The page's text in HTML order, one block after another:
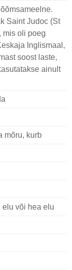
Saint Judoc (St
mis oli poeg
Inglismaal,
soost laste,
ainult
mõru, kurb
või hea elu